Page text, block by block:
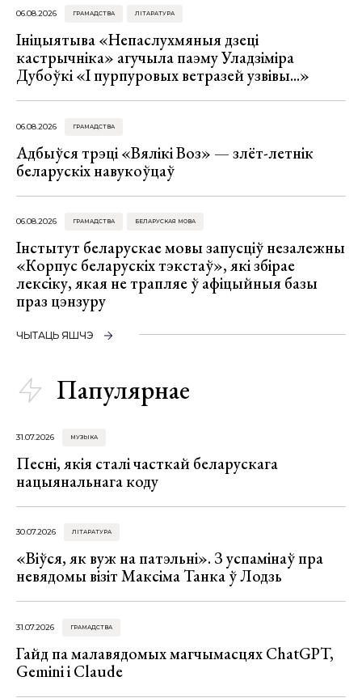
06.08.2026 ГРАМАДСТВА ЛІТАРАТУРА
Ініцыятыва «Непаслухмяныя дзеці
кастрычніка» агучыла паэму Уладзіміра
Дубоўкі «І пурпуровых ветразей узвівы...»
06.08.2026 ГРАМАДСТВА
Адбыўся трэці «Вялікі Воз» — злёт-летнік
беларускіх навукоўцаў
06.08.2026 ГРАМАДСТВА БЕЛАРУСКАЯ МОВА
Інстытут беларускае мовы запусціў незалежны
«Корпус беларускіх тэкстаў», які збірае
лексіку, якая не трапляе ў афіцыйныя базы
праз цэнзуру
ЧЫТАЦЬ ЯШЧЭ
Папулярнае
31.07.2026 МУЗЫКА
Песні, якія сталі часткай беларускага
нацыянальнага коду
30.07.2026 ЛІТАРАТУРА
«Віўся, як вуж на патэльні». З успамінаў пра
невядомы візіт Максіма Танка ў Лодзь
31.07.2026 ГРАМАДСТВА
Гайд па малавядомых магчымасцях ChatGPT,
Gemini і Claude